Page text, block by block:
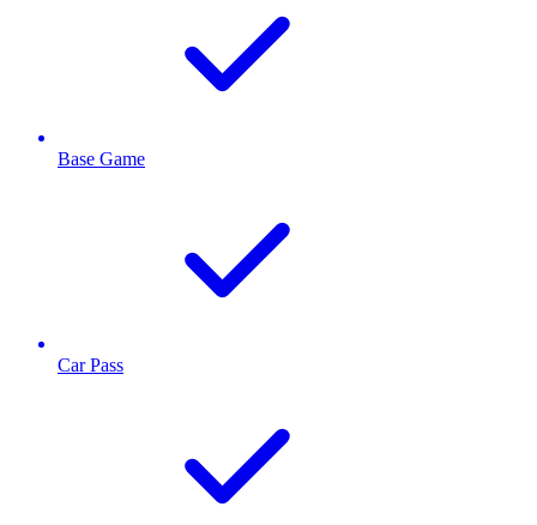
Base Game
Car Pass